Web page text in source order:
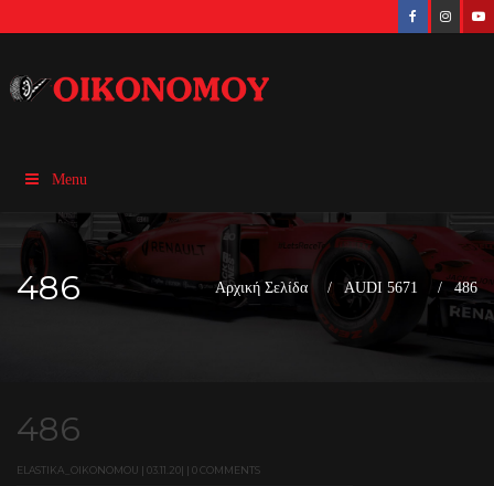
Menu
486 Αρχική Σελίδα AUDI 5671 486
486
ELASTIKA_OIKONOMOU | 03.11.20| | 0 COMMENTS